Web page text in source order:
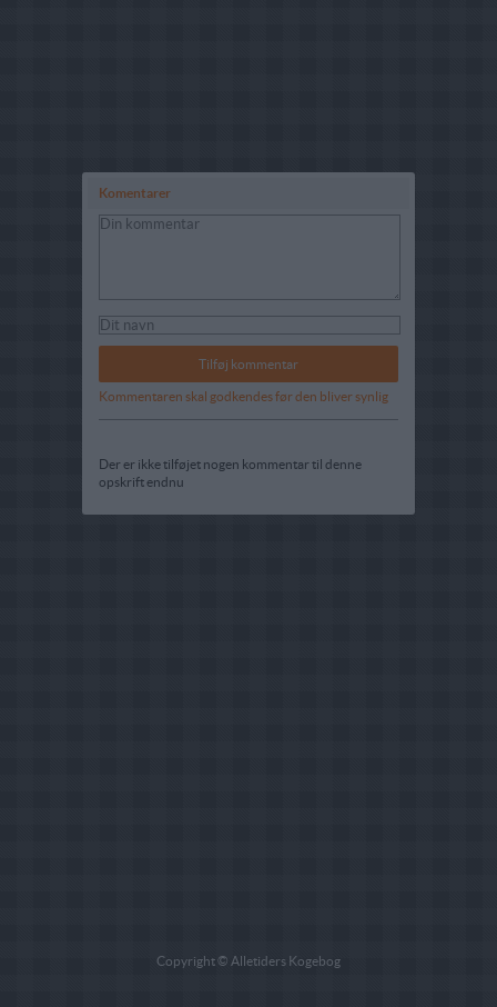
Komentarer
Kommentaren skal godkendes før den bliver synlig
Der er ikke tilføjet nogen kommentar til denne
opskrift endnu
Copyright © Alletiders Kogebog